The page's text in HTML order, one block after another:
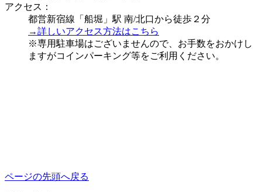
アクセス：
都営新宿線「船堀」駅 南/北口から徒歩２分
→詳しいアクセス方法はこちら
※専用駐車場はございませんので、お手数をおかけし
ますがコインパーキング等をご利用ください。
ページの先頭へ戻る